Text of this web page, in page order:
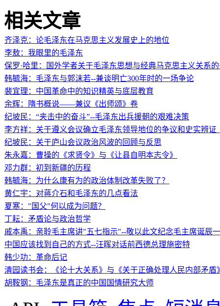
相关文章
齐泽克：论毛泽东在马克思主义发展史上的地位
李敖：我眼里的毛泽东
保罗·哈里：国外学者关于毛泽东思想与经典马克思主义关系
韩毓海：毛泽东与郭沫若--兼谈明亡300年时的一场争论
裴宜理：中国革命中的知识精英与底层教育
余辉：隋书概说——兼议《出师颂》卷
纪坡民：“夹击中的奋斗”--毛泽东出兵援朝的艰难决策
李方祥：关于遵义会议确立毛泽东领导地位的争议和史实辨
纪坡民：关于庐山会议政治风波的回顾与反思
朱永嘉：曹操的《求贤令》与《让县自明本志令》
邓力群：初到新疆的历程
韩毓海：为什么康有为的政治体制改革失败了？
黄仁宇：对蒋介石和毛泽东的几点看法
夏寒："国父"何以成为问题？
丁耘：矛盾论与政治哲学
戚本禹：亲聆毛主席讲"五七指示"--敬以此文纪念毛主席诞辰
中国应该找到自己的方式--汪晖对话前西德总理施密特
韩少功：革命后记
清园读书会：《论十大关系》与《关于正确处理人民内部矛盾
胡鞍钢：毛泽东是真正的中国国情研究大师